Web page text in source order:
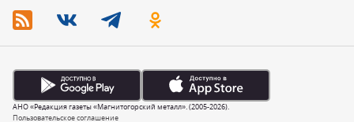
Пользовательское соглашение
АНО «Редакция газеты «Магнитогорский металл». (2005-2026).